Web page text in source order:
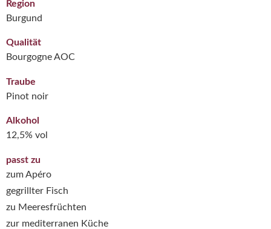
Region
Burgund
Qualität
Bourgogne AOC
Traube
Pinot noir
Alkohol
12,5% vol
passt zu
zum Apéro
gegrillter Fisch
zu Meeresfrüchten
zur mediterranen Küche